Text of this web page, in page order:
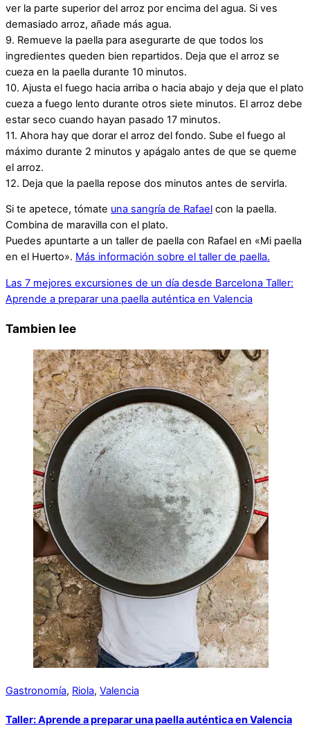
ver la parte superior del arroz por encima del agua. Si ves
demasiado arroz, añade más agua.
9. Remueve la paella para asegurarte de que todos los
ingredientes queden bien repartidos. Deja que el arroz se
cueza en la paella durante 10 minutos.
10. Ajusta el fuego hacia arriba o hacia abajo y deja que el plato
cueza a fuego lento durante otros siete minutos. El arroz debe
estar seco cuando hayan pasado 17 minutos.
11. Ahora hay que dorar el arroz del fondo. Sube el fuego al
máximo durante 2 minutos y apágalo antes de que se queme
el arroz.
12. Deja que la paella repose dos minutos antes de servirla.
Si te apetece, tómate una sangría de Rafael con la paella.
Combina de maravilla con el plato.
Puedes apuntarte a un taller de paella con Rafael en «Mi paella
en el Huerto». Más información sobre el taller de paella.
Las 7 mejores excursiones de un día desde Barcelona Taller:
Aprende a preparar una paella auténtica en Valencia
Tambien lee
Gastronomía, Riola, Valencia
Taller: Aprende a preparar una paella auténtica en Valencia